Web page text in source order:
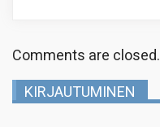
Comments are closed.
KIRJAUTUMINEN